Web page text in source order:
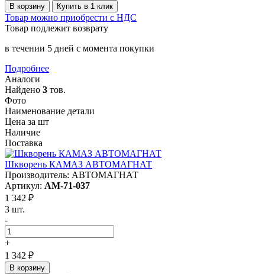
В корзину Купить в 1 клик
Товар можно приобрести с НДС
Товар подлежит возврату
в течении 5 дней с момента покупки
Подробнее
Аналоги
Найдено 3 тов.
Фото
Наименование детали
Цена за шт
Наличие
Поставка
Шкворень КАМАЗ АВТОМАГНАТ
Производитель: АВТОМАГНАТ
Артикул: AM-71-037
1 342 ₽
3 шт.
-
+
1 342 ₽
В корзину